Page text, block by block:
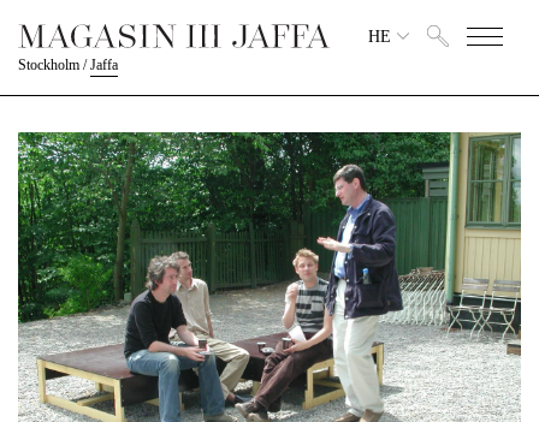
Stockholm /Jaffa
HE